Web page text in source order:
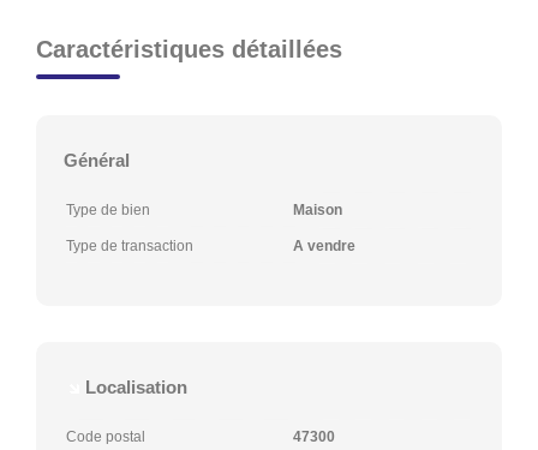
Caractéristiques détaillées
Général
Type de bien Maison
Type de transaction A vendre
Localisation
Code postal 47300